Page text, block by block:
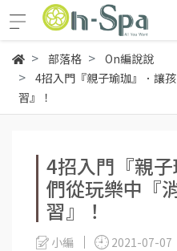
部落格
On編說說
4招入門『親子瑜珈』．讓
習』！
4招入門『親
們從玩樂中『
習』！
小編 2021-07-07